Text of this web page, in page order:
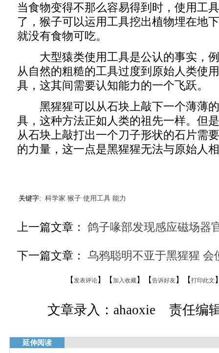
当食物变得不那么容易得到时，使用工
了，猴子可以运用工具挖出植物埋在地
就没有食物可吃。
大型猿类使用工具是公认的事实，例
从自然的粗糙的工具过度到原始人类使
具，这其间需要认知能力的一个飞跃。
黑猩猩可以从石块上敲下一个薄薄的
具，这种方法正如人类的祖先一样。但
从石块上敲打出一个刀子形状的石片需
的力量，这一点是黑猩猩无法与原始人
关键字: 科学家 猴子 使用工具 能力
上一篇文章： 鸽子喙部发现感应磁场器
下一篇文章： 乌鸦聪明不亚于黑猩猩 会
【 发表评论 】【 加入收藏 】【 告诉好友 】【 打印此文
文章录入：ahaoxie 责任编
延伸阅读